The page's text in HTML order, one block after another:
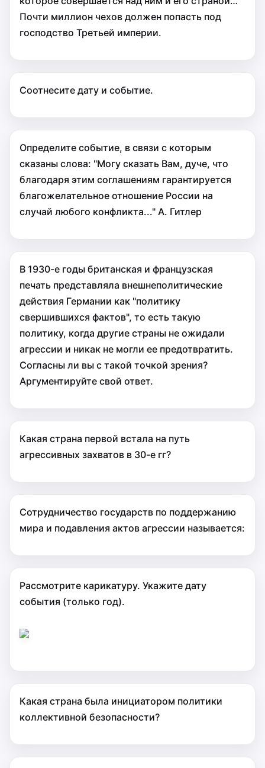
Почти миллион чехов должен попасть под
господство Третьей империи.
Соотнесите дату и событие.
Определите событие, в связи с которым
сказаны слова: "Могу сказать Вам, дуче, что
благодаря этим соглашениям гарантируется
благожелательное отношение России на
случай любого конфликта..." А. Гитлер
В 1930-е годы британская и французская
печать представляла внешнеполитические
действия Германии как "политику
свершившихся фактов", то есть такую
политику, когда другие страны не ожидали
агрессии и никак не могли ее предотвратить.
Согласны ли вы с такой точкой зрения?
Аргументируйте свой ответ.
Какая страна первой встала на путь
агрессивных захватов в 30-е гг?
Сотрудничество государств по поддержанию
мира и подавления актов агрессии называется:
Рассмотрите карикатуру. Укажите дату
события (только год).
Какая страна была инициатором политики
коллективной безопасности?